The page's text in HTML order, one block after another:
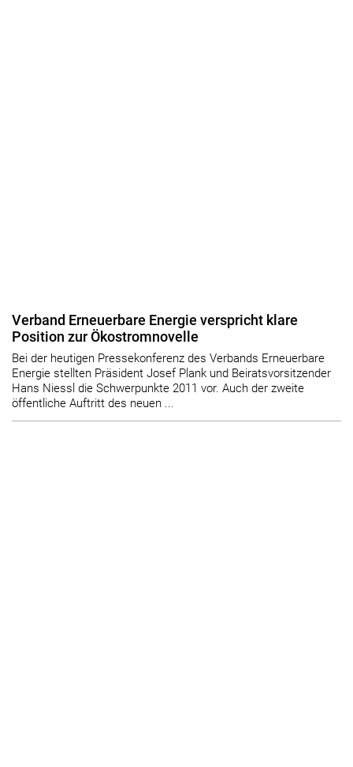
Verband Erneuerbare Energie verspricht klare
Position zur Ökostromnovelle
Bei der heutigen Pressekonferenz des Verbands Erneuerbare
Energie stellten Präsident Josef Plank und Beiratsvorsitzender
Hans Niessl die Schwerpunkte 2011 vor. Auch der zweite
öffentliche Auftritt des neuen ...